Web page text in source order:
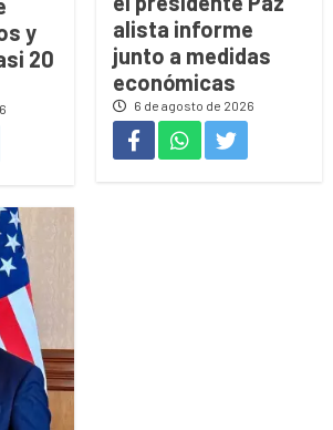
y
20
alista informe
junto a medidas
económicas
6 de agosto de 2026